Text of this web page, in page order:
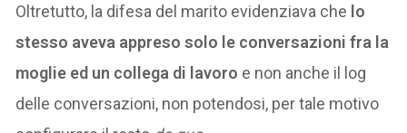
Oltretutto, la difesa del marito evidenziava che lo
stesso aveva appreso solo le conversazioni fra la
moglie ed un collega di lavoro e non anche il log
delle conversazioni, non potendosi, per tale motivo